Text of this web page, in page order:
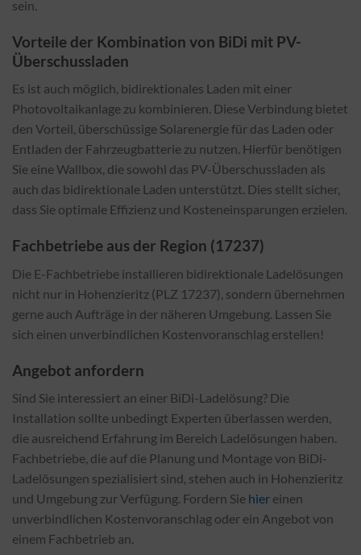
sein.
Vorteile der Kombination von BiDi mit PV-
Überschussladen
Es ist auch möglich, bidirektionales Laden mit einer
Photovoltaikanlage zu kombinieren. Diese Verbindung bietet
den Vorteil, überschüssige Solarenergie für das Laden oder
Entladen der Fahrzeugbatterie zu nutzen. Hierfür benötigen
Sie eine Wallbox, die sowohl das PV-Überschussladen als
auch das bidirektionale Laden unterstützt. Dies stellt sicher,
dass Sie optimale Effizienz und Kosteneinsparungen erzielen.
Fachbetriebe aus der Region (17237)
Die E-Fachbetriebe installieren bidirektionale Ladelösungen
nicht nur in Hohenzieritz (PLZ 17237), sondern übernehmen
gerne auch Aufträge in der näheren Umgebung. Lassen Sie
sich einen unverbindlichen Kostenvoranschlag erstellen!
Angebot anfordern
Sind Sie interessiert an einer BiDi-Ladelösung? Die
Installation sollte unbedingt Experten überlassen werden,
die ausreichend Erfahrung im Bereich Ladelösungen haben.
Fachbetriebe, die auf die Planung und Montage von BiDi-
Ladelösungen spezialisiert sind, stehen auch in Hohenzieritz
und Umgebung zur Verfügung. Fordern Sie hier einen
unverbindlichen Kostenvoranschlag oder ein Angebot von
einem Fachbetrieb an.